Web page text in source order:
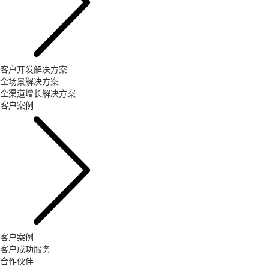
客户开发解决方案
全场景解决方案
全渠道增长解决方案
客户案例
客户案例
客户成功服务
合作伙伴